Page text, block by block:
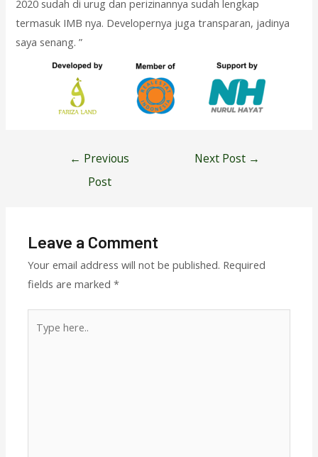
2020 sudah di urug dan perizinannya sudah lengkap
termasuk IMB nya. Developernya juga transparan, jadinya
saya senang. ”
← Previous
Post
Next Post →
Leave a Comment
Your email address will not be published. Required
fields are marked*
here..